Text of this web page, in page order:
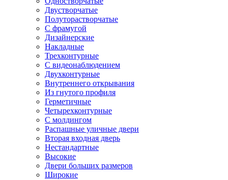
Двустворчатые
Полуторастворчатые
С фрамугой
Дизайнерские
Накладные
Трехконтурные
С видеонаблюдением
Двухконтурные
Внутреннего открывания
Из гнутого профиля
Герметичные
Четырехконтурные
С молдингом
Распашные уличные двери
Вторая входная дверь
Нестандартные
Высокие
Двери больших размеров
Широкие